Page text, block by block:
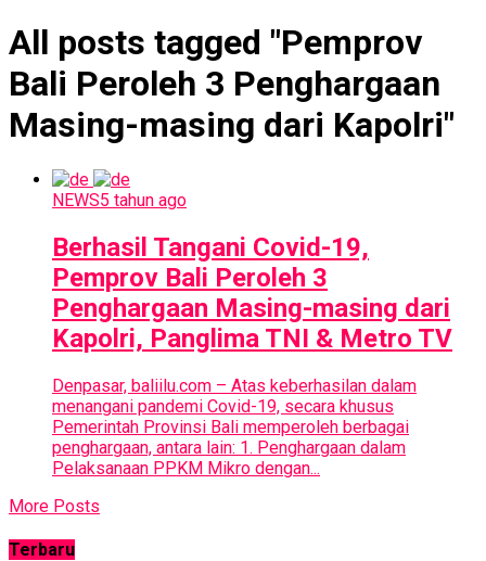
All posts tagged "Pemprov
Bali Peroleh 3 Penghargaan
Masing-masing dari Kapolri"
NEWS5 tahun ago
Berhasil Tangani Covid-19,
Pemprov Bali Peroleh 3
Penghargaan Masing-masing dari
Kapolri, Panglima TNI & Metro TV
Denpasar, baliilu.com – Atas keberhasilan dalam
menangani pandemi Covid-19, secara khusus
Pemerintah Provinsi Bali memperoleh berbagai
penghargaan, antara lain: 1. Penghargaan dalam
Pelaksanaan PPKM Mikro dengan...
More Posts
Terbaru